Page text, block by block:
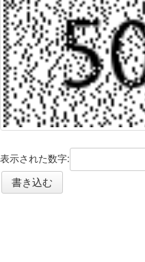
表示された数字: